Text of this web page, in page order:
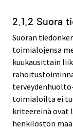
2.1.2 Suora
Suoran
toimialojensa
kuukausittain
toimialoilta ei
kriteereinä ovat
henkilöstön